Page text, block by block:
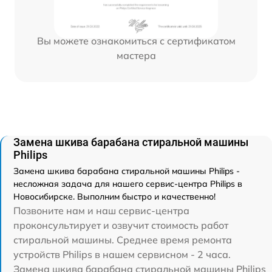
Вы можете ознакомиться с сертификатом
мастера
Замена шкива барабана стиральной машины
Philips
Замена шкива барабана стиральной машины Philips -
несложная задача для нашего сервис-центра Philips в
Новосибирске. Выполним быстро и качественно!
Позвоните нам и наш сервис-центра
проконсультирует и озвучит стоимость работ
стиральной машины. Среднее время ремонта
устройств Philips в нашем сервисном - 2 часа.
Замена шкива барабана стиральной машины Philips